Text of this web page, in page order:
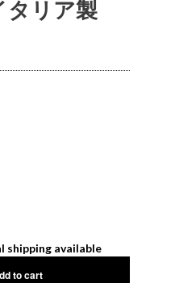
タリア製
shipping available
to cart